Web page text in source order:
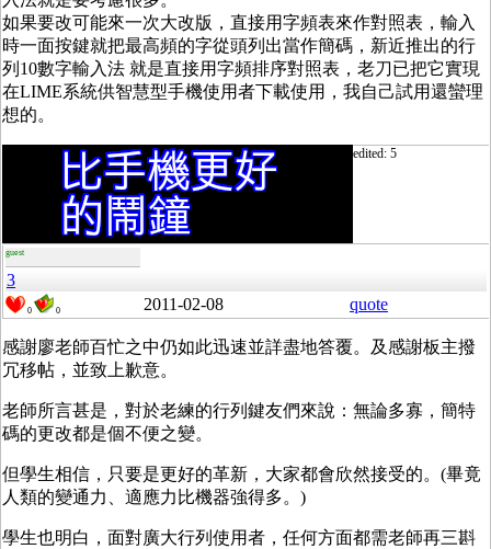
如果要改可能來一次大改版，直接用字頻表來作對照表，輸入
時一面按鍵就把最高頻的字從頭列出當作簡碼，新近推出的行
列10數字輸入法 就是直接用字頻排序對照表，老刀已把它實現
在LIME系統供智慧型手機使用者下載使用，我自己試用還蠻理
想的。
edited: 5
guest
3
0 0 2011-02-08 quote
感謝廖老師百忙之中仍如此迅速並詳盡地答覆。及感謝板主撥
冗移帖，並致上歉意。
老師所言甚是，對於老練的行列鍵友們來說：無論多寡，簡特
碼的更改都是個不便之變。
但學生相信，只要是更好的革新，大家都會欣然接受的。(畢竟
人類的變通力、適應力比機器強得多。)
學生也明白，面對廣大行列使用者，任何方面都需老師再三斟